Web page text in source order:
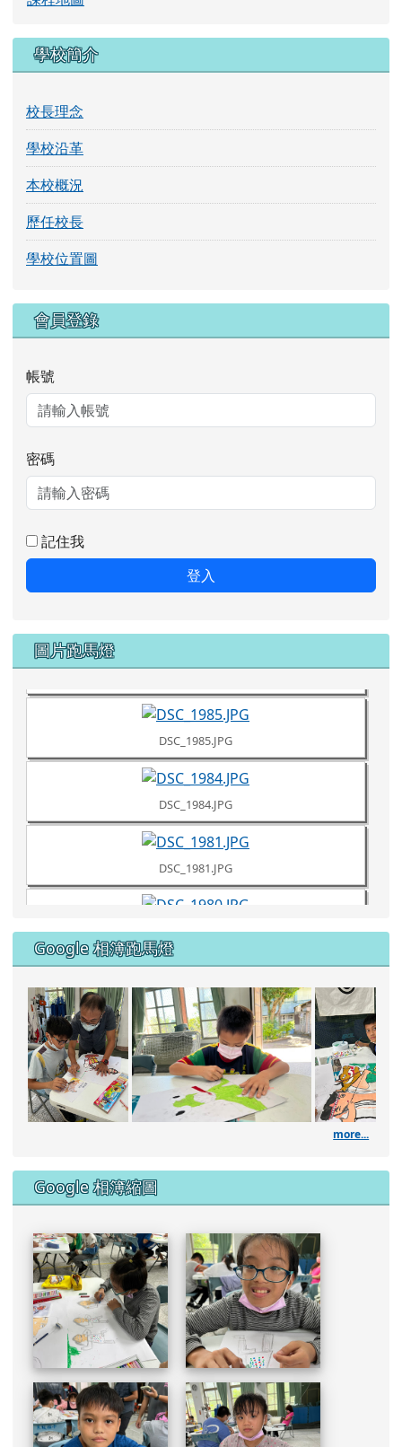
校訂課程
課程地圖
學校簡介
校長理念
學校沿革
本校概況
歷任校長
學校位置圖
右邊區域內容
會員登錄
帳號
密碼
DSC_1986.JPG
DSC_1985.JPG
DSC_1984.JPG
DSC_1981.JPG
DSC_1980.JPG
DSC_1961.JPG
DSC_1960.JPG
DSC_1953.JPG
DSC_1951.JPG
DSC_1949.JPG
Google 相簿跑馬燈
111學年度藝術深耕繪畫課
111學年度
Google 相簿縮圖